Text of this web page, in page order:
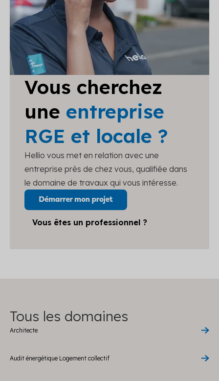
Vous cherchez
une entreprise
RGE et locale ?
Hellio vous met en relation avec une
entreprise près de chez vous, qualifiée dans
le domaine de travaux qui vous intéresse.
Vous êtes un professionnel ?
Tous les domaines
Architecte
Audit énergétique Logement collectif